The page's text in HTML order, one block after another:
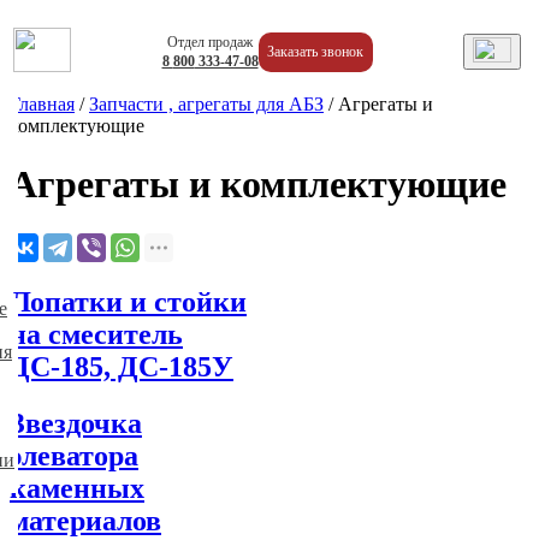
Заказать звонок
Отдел продаж
8 800333-47-08
Главная /Запчасти , агрегаты для АБЗ / Агрегаты и
комплектующие
Агрегаты и комплектующие
Лопатки и стойки
на смеситель
ДС-185, ДС-185У
Звездочка
элеватора
каменных
материалов